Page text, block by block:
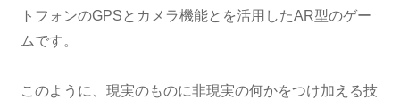
トフォンのGPSとカメラ機能とを活用したAR型のゲー
ムです。
このように、現実のものに非現実の何かをつけ加える技